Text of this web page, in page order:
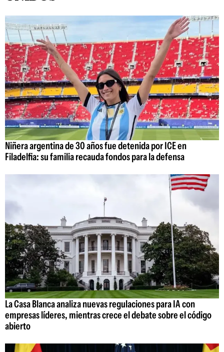
Niñera argentina de 30 años fue detenida por ICE en
Filadelfia: su familia recauda fondos para la defensa
La Casa Blanca analiza nuevas regulaciones para IA con
empresas líderes, mientras crece el debate sobre el código
abierto